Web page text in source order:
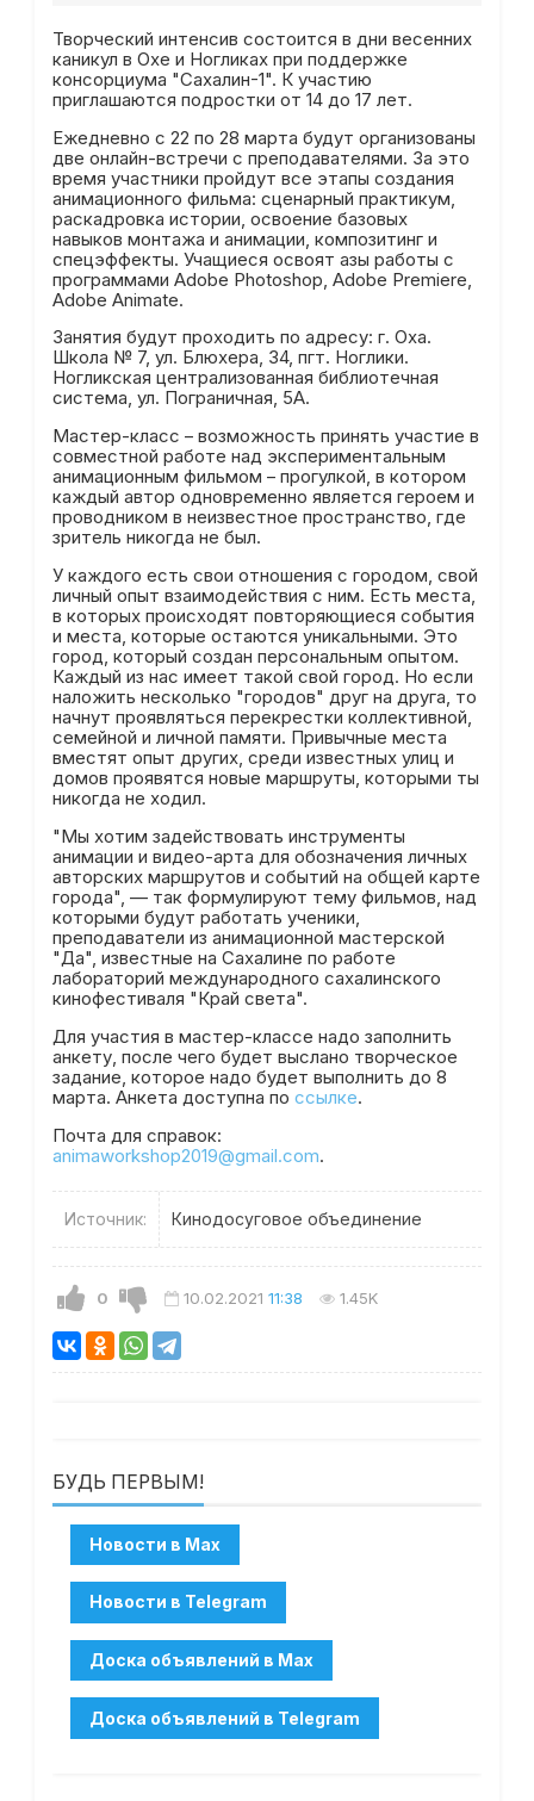
Творческий интенсив состоится в дни весенних
каникул в Охе и Ногликах при поддержке
консорциума "Сахалин-1". К участию
приглашаются подростки от 14 до 17 лет.
Ежедневно с 22 по 28 марта будут организованы
две онлайн-встречи с преподавателями. За это
время участники пройдут все этапы создания
анимационного фильма: сценарный практикум,
раскадровка истории, освоение базовых
навыков монтажа и анимации, композитинг и
спецэффекты. Учащиеся освоят азы работы с
программами Adobe Photoshop, Adobe Premiere,
Adobe Animate.
Занятия будут проходить по адресу: г. Оха.
Школа № 7, ул. Блюхера, 34, пгт. Ноглики.
Ногликская централизованная библиотечная
система, ул. Пограничная, 5А.
Мастер-класс – возможность принять участие в
совместной работе над экспериментальным
анимационным фильмом – прогулкой, в котором
каждый автор одновременно является героем и
проводником в неизвестное пространство, где
зритель никогда не был.
У каждого есть свои отношения с городом, свой
личный опыт взаимодействия с ним. Есть места,
в которых происходят повторяющиеся события
и места, которые остаются уникальными. Это
город, который создан персональным опытом.
Каждый из нас имеет такой свой город. Но если
наложить несколько "городов" друг на друга, то
начнут проявляться перекрестки коллективной,
семейной и личной памяти. Привычные места
вместят опыт других, среди известных улиц и
домов проявятся новые маршруты, которыми ты
никогда не ходил.
"Мы хотим задействовать инструменты
анимации и видео-арта для обозначения личных
авторских маршрутов и событий на общей карте
города", — так формулируют тему фильмов, над
которыми будут работать ученики,
преподаватели из анимационной мастерской
"Да", известные на Сахалине по работе
лабораторий международного сахалинского
кинофестиваля "Край света".
Для участия в мастер-классе надо заполнить
анкету, после чего будет выслано творческое
задание, которое надо будет выполнить до 8
марта. Анкета доступна по ссылке.
Почта для справок:
animaworkshop2019@gmail.com.
Источник: Кинодосуговое объединение
0 10.02.2021 11:38 1.45K
БУДЬ ПЕРВЫМ!